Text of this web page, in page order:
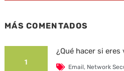
MÁS COMENTADOS
1
¿Qué hacer si
Email, Network